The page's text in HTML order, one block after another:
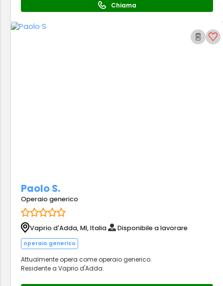
Chiama
Paolo S.
Operaio generico
Vaprio d'Adda, MI, Italia Disponibile a lavorare
operaio generico
Attualmente opera come operaio generico.
Residente a Vaprio d'Adda.